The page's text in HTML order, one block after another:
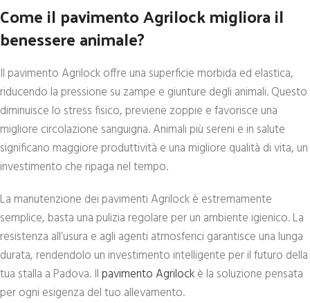
Come il pavimento Agrilock migliora il
benessere animale?
Il pavimento Agrilock offre una superficie morbida ed elastica,
riducendo la pressione su zampe e giunture degli animali. Questo
diminuisce lo stress fisico, previene zoppie e favorisce una
migliore circolazione sanguigna. Animali più sereni e in salute
significano maggiore produttività e una migliore qualità di vita, un
investimento che ripaga nel tempo.
La manutenzione dei pavimenti Agrilock è estremamente
semplice, basta una pulizia regolare per un ambiente igienico. La
resistenza all’usura e agli agenti atmosferici garantisce una lunga
durata, rendendolo un investimento intelligente per il futuro della
tua stalla a Padova. Ilpavimento Agrilockè la soluzione pensata
per ogni esigenza del tuo allevamento.